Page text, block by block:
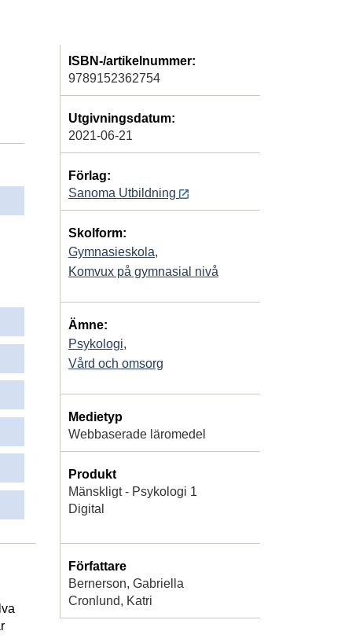
ISBN-/artikelnummer:
9789152362754
Utgivningsdatum:
2021-06-21
Förlag:
Sanoma Utbildning
Skolform:
Gymnasieskola,
Komvux på gymnasial nivå
Ämne:
Psykologi,
Vård och omsorg
Medietyp
Webbaserade läromedel
Produkt
Mänskligt - Psykologi 1
Digital
Författare
Bernerson, Gabriella
Cronlund, Katri